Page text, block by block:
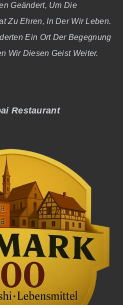
Geändert, Um Die
Zu Ehren, In Der Wir Leben.
Ein Ort Der Begegnung
Wir Diesen Geist Weiter.
Restaurant